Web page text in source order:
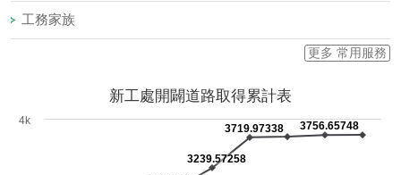
工務家族
更多 常用服務
新工處開闢道路取得累計表
3239.57258
3719.97338 3756.65748
4k